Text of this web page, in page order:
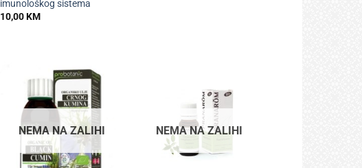
imunološkog sistema
10,00KM
NEMA NA ZALIHI NEMA NA ZALIHI